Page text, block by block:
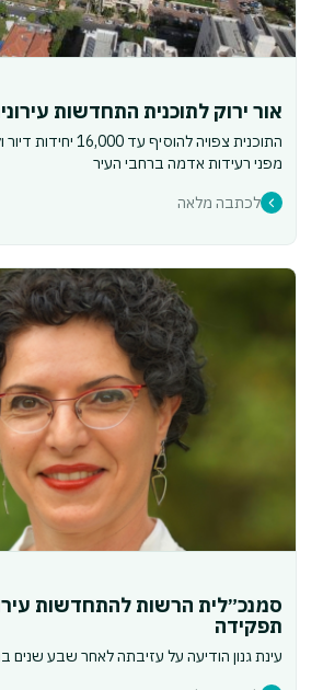
אור ירוק לתוכנית התחדשות
התוכנית צפויה להוסיף
מפני רעידות אדמה ברחבי העיר
לכתבה מלאה
סמנכ״לית הרשות להתחדשות
תפקידה
עינת גנון הודיעה על עזיבתה לאחר שבע שנים